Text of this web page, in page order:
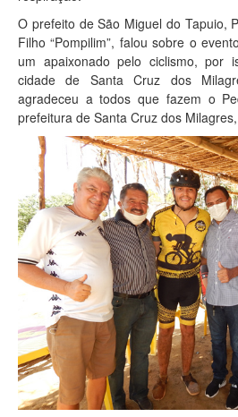
O prefeito de São Miguel do Tapuio,
Filho “Pompilim”, falou sobre o
um apaixonado pelo ciclismo, por
cidade de Santa Cruz dos
agradeceu a todos que fazem o
prefeitura de Santa Cruz dos